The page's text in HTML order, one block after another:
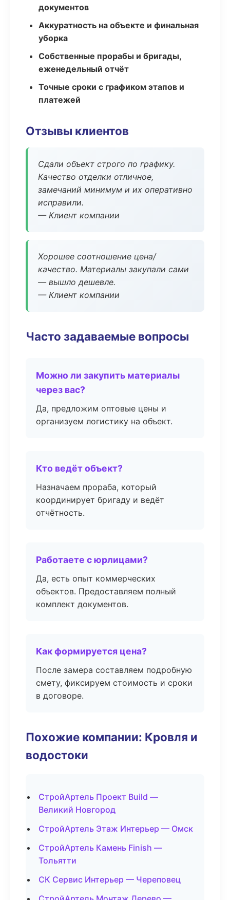
документов
Аккуратность на объекте и финальная
уборка
Собственные прорабы и бригады,
еженедельный отчёт
Точные сроки с графиком этапов и
платежей
Отзывы клиентов
Сдали объект строго по графику.
Качество отделки отличное,
замечаний минимум и их оперативно
исправили.
— Клиент компании
Хорошее соотношение цена/
качество. Материалы закупали сами
— вышло дешевле.
— Клиент компании
Часто задаваемые вопросы
Можно ли закупить материалы
через вас?
Да, предложим оптовые цены и
организуем логистику на объект.
Кто ведёт объект?
Назначаем прораба, который
координирует бригаду и ведёт
отчётность.
Работаете с юрлицами?
Да, есть опыт коммерческих
объектов. Предоставляем полный
комплект документов.
Как формируется цена?
После замера составляем подробную
смету, фиксируем стоимость и сроки
в договоре.
Похожие компании: Кровля и
водостоки
СтройАртель Проект Build —
Великий Новгород
СтройАртель Этаж Интерьер — Омск
СтройАртель Камень Finish —
Тольятти
СК Сервис Интерьер — Череповец